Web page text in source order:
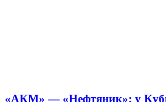
«АКМ» — «Нефтяник»: у